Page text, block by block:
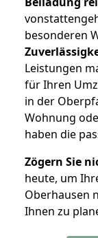
besonderen
Leistungen
für Ihren
in der
Wohnung
haben die
Zögern Sie
heute, um
Oberhausen
Ihnen zu